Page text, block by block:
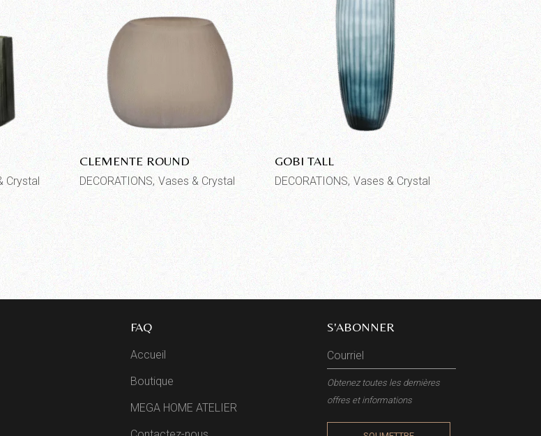
Crystal
CLEMENTE ROUND
DECORATIONS Vases & Crystal
GOBI TALL
DECORATIONS Vases & Crystal
FAQ
Accueil
Boutique
MEGA HOME ATELIER
S'ABONNER
Obtenez toutes les dernières
offres et informations